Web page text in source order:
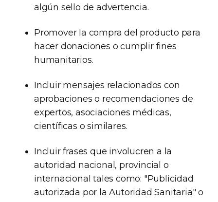
algún sello de advertencia.
Promover la compra del producto para
hacer donaciones o cumplir fines
humanitarios.
Incluir mensajes relacionados con
aprobaciones o recomendaciones de
expertos, asociaciones médicas,
científicas o similares.
Incluir frases que involucren a la
autoridad nacional, provincial o
internacional tales como: "Publicidad
autorizada por la Autoridad Sanitaria" o